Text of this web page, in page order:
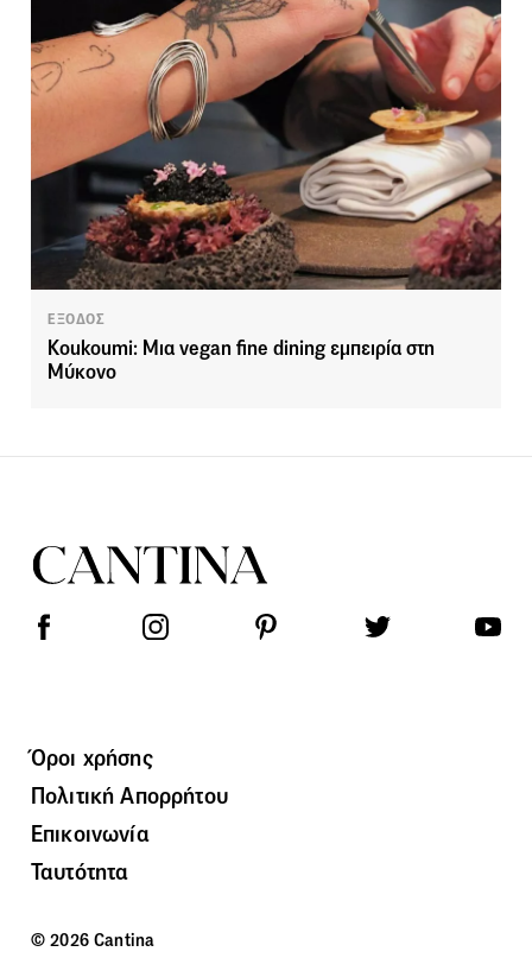
ΕΞΟΔΟΣ
Koukoumi: Μια vegan fine dining εμπειρία στη
Μύκονο
Όροι χρήσης
Πολιτική Απορρήτου
Επικοινωνία
Ταυτότητα
© 2026 Cantina